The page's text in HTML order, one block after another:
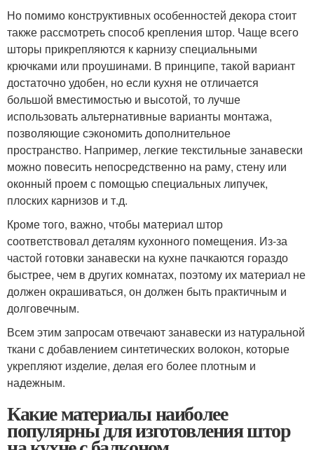
Но помимо конструктивных особенностей декора стоит
также рассмотреть способ крепления штор. Чаще всего
шторы прикрепляются к карнизу специальными
крючками или проушинами. В принципе, такой вариант
достаточно удобен, но если кухня не отличается
большой вместимостью и высотой, то лучше
использовать альтернативные варианты монтажа,
позволяющие сэкономить дополнительное
пространство. Например, легкие текстильные занавески
можно повесить непосредственно на раму, стену или
оконный проем с помощью специальных липучек,
плоских карнизов и т.д.
Кроме того, важно, чтобы материал штор
соответствовал деталям кухонного помещения. Из-за
частой готовки занавески на кухне пачкаются гораздо
быстрее, чем в других комнатах, поэтому их материал не
должен окрашиваться, он должен быть практичным и
долговечным.
Всем этим запросам отвечают занавески из натуральной
ткани с добавлением синтетических волокон, которые
укрепляют изделие, делая его более плотным и
надежным.
Какие материалы наиболее
популярны для изготовления штор